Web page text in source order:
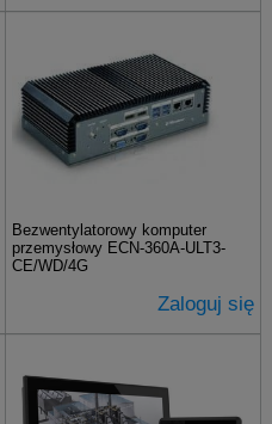
Bezwentylatorowy komputer
przemysłowy ECN-360A-ULT3-
CE/WD/4G
Zaloguj się